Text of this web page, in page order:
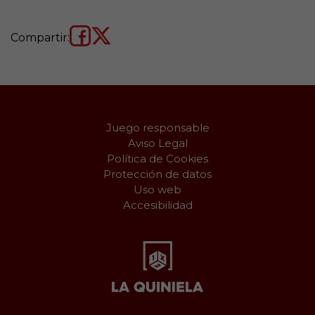
Compartir:
Juego responsable
Aviso Legal
Política de Cookies
Protección de datos
Uso web
Accesibilidad